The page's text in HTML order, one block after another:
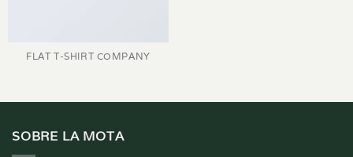
FLAT T-SHIRT COMPANY
SOBRE LA MOTA